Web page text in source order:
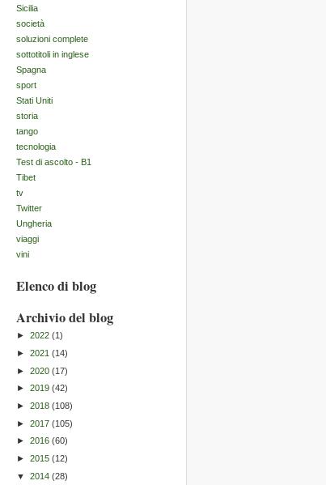
Sicilia
società
soluzioni complete
sottotitoli in inglese
Spagna
sport
Stati Uniti
storia
tango
tecnologia
Test di ascolto - B1
Tibet
tv
Twitter
Ungheria
viaggi
vini
Elenco di blog
Archivio del blog
► 2022 (1)
► 2021 (14)
► 2020 (17)
► 2019 (42)
► 2018 (108)
► 2017 (105)
► 2016 (60)
► 2015 (12)
▼ 2014 (28)